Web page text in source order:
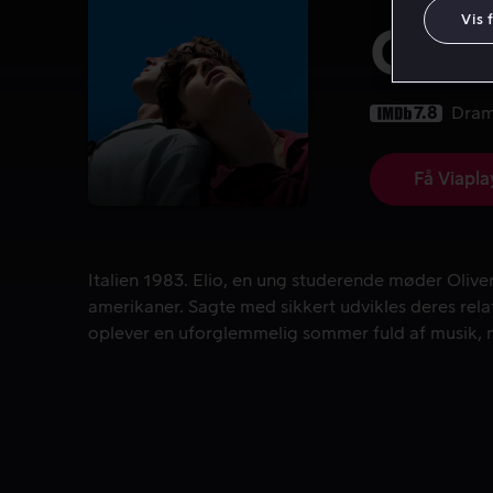
Call
7.8
Få
Italien 1983. Elio, en ung studerende møder
Italien 1983. Elio, en ung studerende møder
amerikaner. Sagte med sikkert udvikles deres
oplever en uforglemmelig sommer fuld af
Vis